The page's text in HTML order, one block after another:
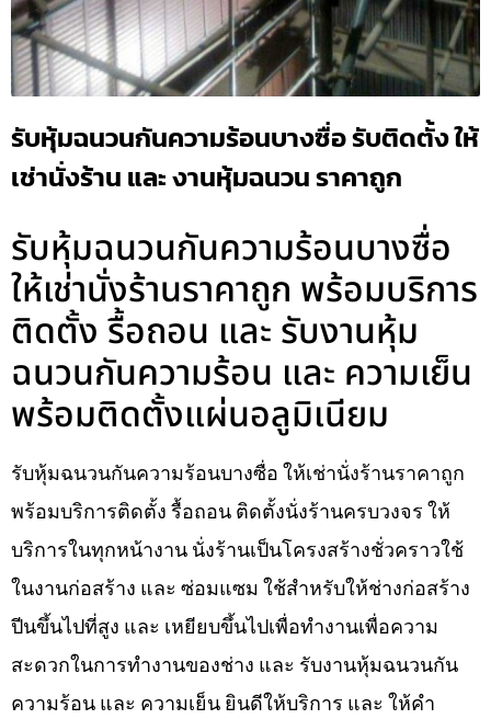
รับหุ้มฉนวนกันความร้อนบางซื่อ รับติดตั้ง ให้
เช่านั่งร้าน และ งานหุ้มฉนวน ราคาถูก
รับหุ้มฉนวนกันความร้อนบางซื่อ
ให้เช่านั่งร้านราคาถูก พร้อมบริการ
ติดตั้ง รื้อถอน และ รับงานหุ้ม
ฉนวนกันความร้อน และ ความเย็น
พร้อมติดตั้งแผ่นอลูมิเนียม
รับหุ้มฉนวนกันความร้อนบางซื่อ ให้เช่านั่งร้านราคาถูก
พร้อมบริการติดตั้ง รื้อถอน ติดตั้งนั่งร้านครบวงจร ให้
บริการในทุกหน้างาน นั่งร้านเป็นโครงสร้างชั่วคราวใช้
ในงานก่อสร้าง และ ซ่อมแซม ใช้สำหรับให้ช่างก่อสร้าง
ปีนขึ้นไปที่สูง และ เหยียบขึ้นไปเพื่อทำงานเพื่อความ
สะดวกในการทำงานของช่าง และ รับงานหุ้มฉนวนกัน
ความร้อน และ ความเย็น ยินดีให้บริการ และ ให้คำ